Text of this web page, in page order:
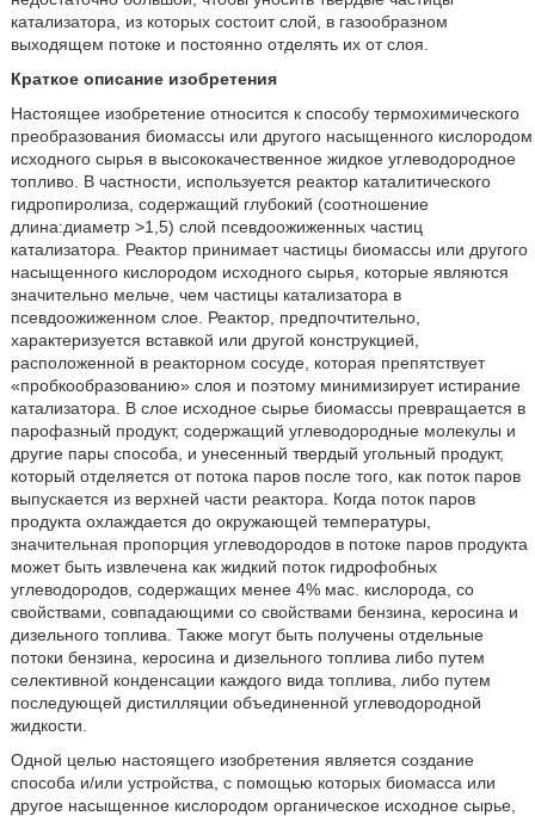
катализатора, из которых состоит слой, в газообразном
выходящем потоке и постоянно отделять их от слоя.
Краткое описание изобретения
Настоящее изобретение относится к способу термохимического
преобразования биомассы или другого насыщенного кислородом
исходного сырья в высококачественное жидкое углеводородное
топливо. В частности, используется реактор каталитического
гидропиролиза, содержащий глубокий (соотношение
длина:диаметр >1,5) слой псевдоожиженных частиц
катализатора. Реактор принимает частицы биомассы или другого
насыщенного кислородом исходного сырья, которые являются
значительно мельче, чем частицы катализатора в
псевдоожиженном слое. Реактор, предпочтительно,
характеризуется вставкой или другой конструкцией,
расположенной в реакторном сосуде, которая препятствует
«пробкообразованию» слоя и поэтому минимизирует истирание
катализатора. В слое исходное сырье биомассы превращается в
парофазный продукт, содержащий углеводородные молекулы и
другие пары способа, и унесенный твердый угольный продукт,
который отделяется от потока паров после того, как поток паров
выпускается из верхней части реактора. Когда поток паров
продукта охлаждается до окружающей температуры,
значительная пропорция углеводородов в потоке паров продукта
может быть извлечена как жидкий поток гидрофобных
углеводородов, содержащих менее 4% мас. кислорода, со
свойствами, совпадающими со свойствами бензина, керосина и
дизельного топлива. Также могут быть получены отдельные
потоки бензина, керосина и дизельного топлива либо путем
селективной конденсации каждого вида топлива, либо путем
последующей дистилляции объединенной углеводородной
жидкости.
Одной целью настоящего изобретения является создание
способа и/или устройства, с помощью которых биомасса или
другое насыщенное кислородом органическое исходное сырье,